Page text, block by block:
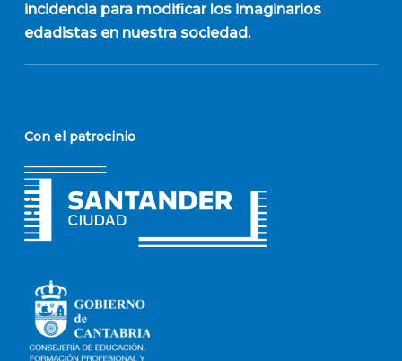
incidencia para modificar los imaginarios
edadistas en nuestra sociedad.
Con el patrocinio